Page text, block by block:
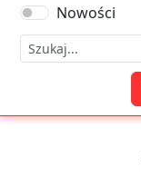
Nowości